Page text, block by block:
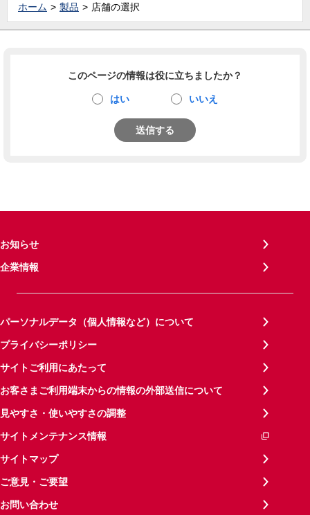
ホーム 製品 店舗の選択
このページの情報は役に立ちましたか？
はい いいえ
送信する
お知らせ
企業情報
パーソナルデータ（個人情報など）について
プライバシーポリシー
サイトご利用にあたって
お客さまご利用端末からの情報の外部送信について
見やすさ・使いやすさの調整
サイトメンテナンス情報
サイトマップ
ご意見・ご要望
お問い合わせ